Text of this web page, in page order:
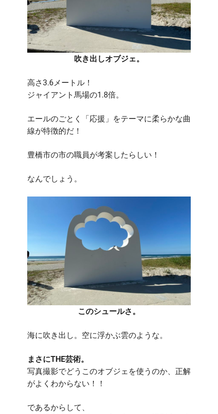
吹き出しオブジェ。
高さ3.6メートル！
ジャイアント馬場の1.8倍。
エールのごとく「応援」をテーマに柔らかな曲
線が特徴的だ！
豊橋市の市の職員が考案したらしい！
なんでしょう。
このシュールさ。
海に吹き出し。空に浮かぶ雲のような。
まさにTHE芸術。
写真撮影でどうこのオブジェを使うのか、正解
がよくわからない！！
であるからして、